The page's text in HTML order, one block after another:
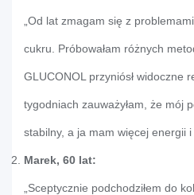
„Od lat zmagam się z
cukru. Próbowałam różnych
GLUCONOL przyniósł widoczne
tygodniach zauważyłam, że mój
stabilny, a ja mam więcej energii
Marek, 60 lat:
„Sceptycznie podchodziłem do